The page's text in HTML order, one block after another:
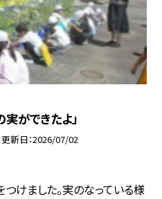
ができたよ」
更新日 2026/07/02
つけました。実のなっている様